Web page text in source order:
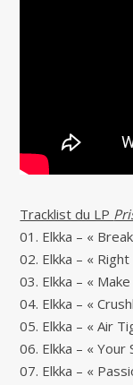
Tracklist du LP
01. Elkka – «
02. Elkka – «
03. Elkka – «
04. Elkka – «
05. Elkka – « Air
06. Elkka – « Your
07. Elkka – «